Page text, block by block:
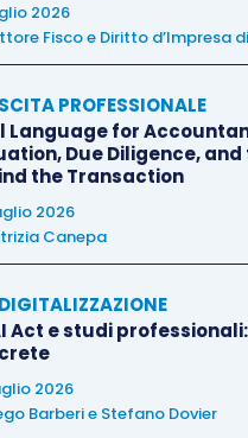
2026
Fisco e Diritto d’Impresa
PROFESSIONALE
Language for
Due Diligence,
the Transaction
2026
Canepa
Act e studi
2026
Barberie Stefano Dovier